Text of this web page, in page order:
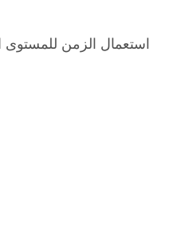
استعمال الزمن للمستوى الرابع